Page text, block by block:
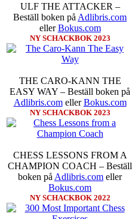
ULF THE ATTACKER –
Beställ boken på Adlibris.com
ellerBokus.com
NY SCHACKBOK 2023
THE CARO-KANN THE
EASY WAY – Beställ boken på
Adlibris.comellerBokus.com
NY SCHACKBOK 2023
CHESS LESSONS FROM A
CHAMPION COACH – Beställ
boken på Adlibris.com eller
Bokus.com
NY SCHACKBOK 2022